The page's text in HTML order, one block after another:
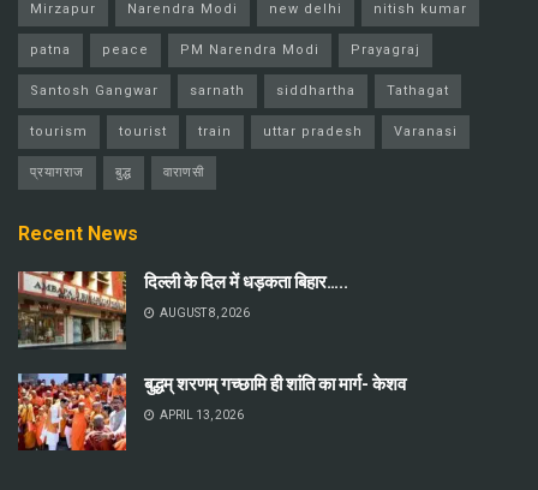
Mirzapur Narendra Modi new delhi nitish kumar
patna peace PM Narendra Modi Prayagraj
Santosh Gangwar sarnath siddhartha Tathagat
tourism tourist train uttar pradesh Varanasi
प्रयागराज बुद्ध वाराणसी
Recent News
दिल्ली के दिल में धड़कता बिहार…..
AUGUST 8, 2026
बुद्धम् शरणम् गच्छामि ही शांति का मार्ग- केशव
APRIL 13, 2026